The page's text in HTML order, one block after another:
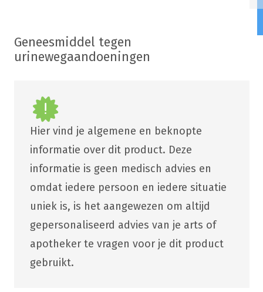
Geneesmiddel tegen
urinewegaandoeningen
Hier vind je algemene en beknopte
informatie over dit product. Deze
informatie is geen medisch advies en
omdat iedere persoon en iedere situatie
uniek is, is het aangewezen om altijd
gepersonaliseerd advies van je arts of
apotheker te vragen voor je dit product
gebruikt.